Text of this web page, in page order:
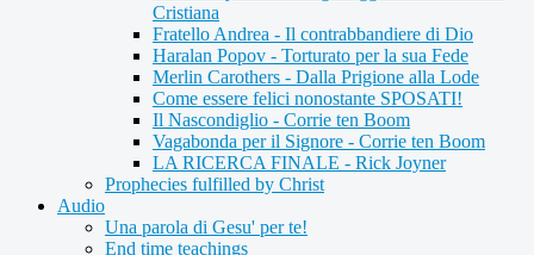
Cristiana
Fratello Andrea - Il contrabbandiere di Dio
Haralan Popov - Torturato per la sua Fede
Merlin Carothers - Dalla Prigione alla Lode
Come essere felici nonostante SPOSATI!
Il Nascondiglio - Corrie ten Boom
Vagabonda per il Signore - Corrie ten Boom
LA RICERCA FINALE - Rick Joyner
Prophecies fulfilled by Christ
Audio
Una parola di Gesu' per te!
End time teachings